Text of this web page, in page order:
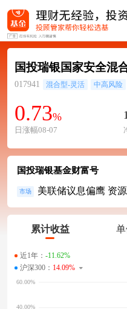
国投瑞银国家安全混
017941 混合型-灵活 中高风险
0.73%
日涨幅08-07
国投瑞银基金财富号
市场 美联储议息偏鹰 资
累计收益
近1年： -11.62%
沪深300： 14.09%